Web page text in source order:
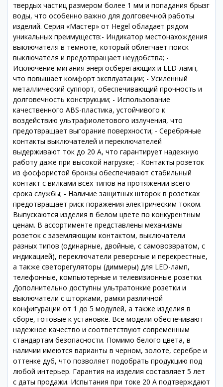
твердых частиц размером более 1 мм и попадания брызг
воды, что особенно важно для долговечной работы
изделий. Серия «Мастер» от Hegel обладает рядом
уникальных преимуществ:- Индикатор местонахождения
выключателя в темноте, который облегчает поиск
выключателя и предотвращает неудобства; -
Исключение мигания энергосберегающих и LED-ламп,
что повышает комфорт эксплуатации; - Усиленный
металлический суппорт, обеспечивающий прочность и
долговечность конструкции; - Использование
качественного ABS-пластика, устойчивого к
воздействию ультрафиолетового излучения, что
предотвращает выгорание поверхности; - Серебряные
контакты выключателей и переключателей
выдерживают ток до 20 А, что гарантирует надежную
работу даже при высокой нагрузке; - Контакты розеток
из фосфористой бронзы обеспечивают стабильный
контакт с вилками всех типов на протяжении всего
срока службы; - Наличие защитных шторок в розетках
предотвращает риск поражения электрическим током.
Выпускаются изделия в белом цвете по конкурентным
ценам. В ассортименте представлены механизмы
розеток с заземляющим контактом, выключатели
разных типов (одинарные, двойные, с самовозвратом, с
индикацией), переключатели реверсные и перекрестные,
а также светорегуляторы (диммеры) для LED-ламп,
телефонные, компьютерные и телевизионные розетки.
Дополнительно доступны ультратонкие розетки и
выключатели с шторками, рамки различной
конфигурации от 1 до 5 модулей, а также изделия в
сборе, готовые к установке. Все модели обеспечивают
надежное качество и соответствуют современным
стандартам безопасности. Помимо белого цвета, в
наличии имеются варианты в черном, золоте, серебре и
оттенке дуб, что позволяет подобрать продукцию под
любой интерьер. Гарантия на изделия составляет 5 лет
с даты продажи. Испытания при токе 20 А подтверждают